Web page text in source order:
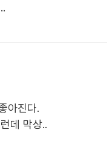
아진다.
데 막상..